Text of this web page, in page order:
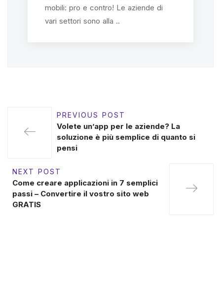
mobili: pro e contro! Le aziende di
vari settori sono alla ..
PREVIOUS POST
Volete un’app per le aziende? La
soluzione è più semplice di quanto si
pensi
NEXT POST
Come creare applicazioni in 7 semplici
passi – Convertire il vostro sito web
GRATIS